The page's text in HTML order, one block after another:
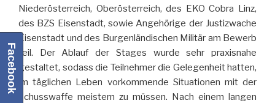
Niederösterreich, Oberösterreich, des EKO Cobra Linz,
des BZS Eisenstadt, sowie Angehörige der Justizwache
Eisenstadt und des Burgenländischen Militär am Bewerb
teil. Der Ablauf der Stages wurde sehr praxisnahe
gestaltet, sodass die Teilnehmer die Gelegenheit hatten,
im täglichen Leben vorkommende Situationen mit der
Schusswaffe meistern zu müssen. Nach einem langen
Facebook